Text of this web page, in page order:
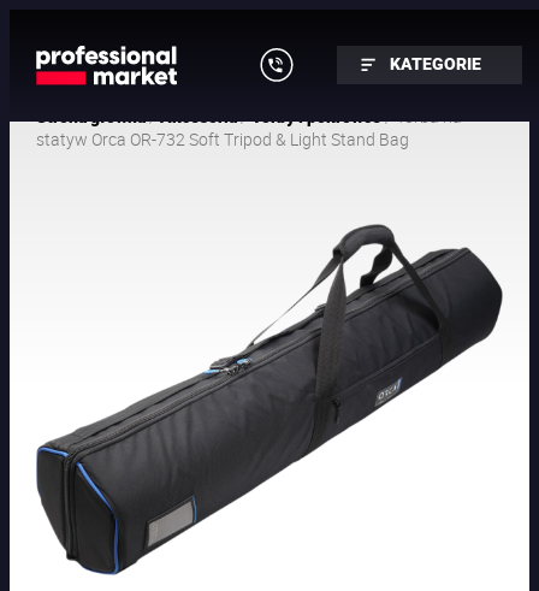
KATEGORIE
/ /
/ Torba na
statyw Orca OR-732 Soft Tripod & Light Stand Bag